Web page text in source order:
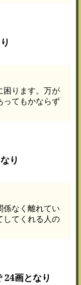
困ります。万が
ってもかならず
り
係なく離れてい
してくれる人の
画となり